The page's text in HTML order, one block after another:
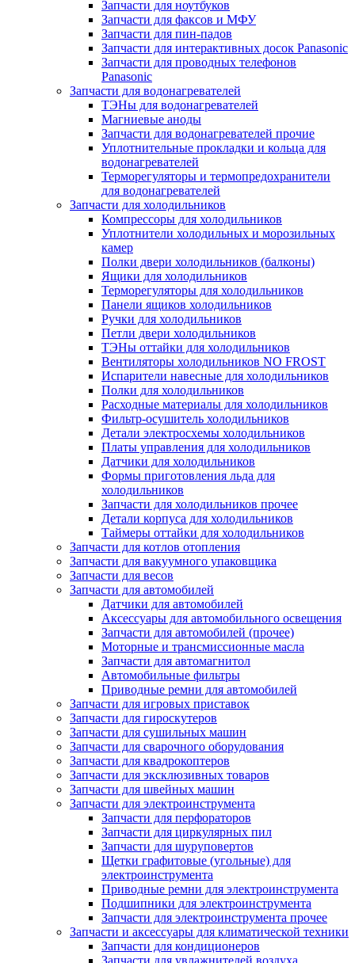
Запчасти для ноутбуков
Запчасти для факсов и МФУ
Запчасти для пин-падов
Запчасти для интерактивных досок Panasonic
Запчасти для проводных телефонов
Panasonic
Запчасти для водонагревателей
ТЭНы для водонагревателей
Магниевые аноды
Запчасти для водонагревателей прочие
Уплотнительные прокладки и кольца для
водонагревателей
Терморегуляторы и термопредохранители
для водонагревателей
Запчасти для холодильников
Компрессоры для холодильников
Уплотнители холодильных и морозильных
камер
Полки двери холодильников (балконы)
Ящики для холодильников
Терморегуляторы для холодильников
Панели ящиков холодильников
Ручки для холодильников
Петли двери холодильников
ТЭНы оттайки для холодильников
Вентиляторы холодильников NO FROST
Испарители навесные для холодильников
Полки для холодильников
Расходные материалы для холодильников
Фильтр-осушитель холодильников
Детали электросхемы холодильников
Платы управления для холодильников
Датчики для холодильников
Формы приготовления льда для
холодильников
Запчасти для холодильников прочее
Детали корпуса для холодильников
Таймеры оттайки для холодильников
Запчасти для котлов отопления
Запчасти для вакуумного упаковщика
Запчасти для весов
Запчасти для автомобилей
Датчики для автомобилей
Аксессуары для автомобильного освещения
Запчасти для автомобилей (прочее)
Моторные и трансмиссионные масла
Запчасти для автомагнитол
Автомобильные фильтры
Приводные ремни для автомобилей
Запчасти для игровых приставок
Запчасти для гироскутеров
Запчасти для сушильных машин
Запчасти для сварочного оборудования
Запчасти для квадрокоптеров
Запчасти для эксклюзивных товаров
Запчасти для швейных машин
Запчасти для электроинструмента
Запчасти для перфораторов
Запчасти для циркулярных пил
Запчасти для шуруповертов
Щетки графитовые (угольные) для
электроинструмента
Приводные ремни для электроинструмента
Подшипники для электроинструмента
Запчасти для электроинструмента прочее
Запчасти и аксессуары для климатической техники
Запчасти для кондиционеров
Запчасти для увлажнителей воздуха